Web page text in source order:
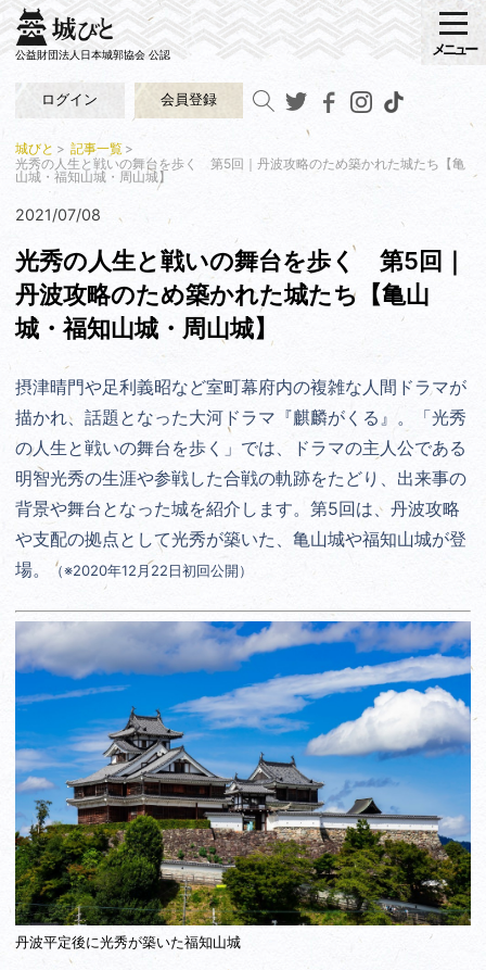
公益財団法人日本城郭協会 公認
ログイン 会員登録
メニュー
城びと
記事一覧
光秀の人生と戦いの舞台を歩く 第5回｜丹波攻略のため築かれた城たち【亀
山城・福知山城・周山城】
2021/07/08
光秀の人生と戦いの舞台を歩く 第5回｜
丹波攻略のため築かれた城たち【亀山
城・福知山城・周山城】
摂津晴門や足利義昭など室町幕府内の複雑な人間ドラマが
描かれ、話題となった大河ドラマ『麒麟がくる』。「光秀
の人生と戦いの舞台を歩く」では、ドラマの主人公である
明智光秀の生涯や参戦した合戦の軌跡をたどり、出来事の
背景や舞台となった城を紹介します。第5回は、丹波攻略
や支配の拠点として光秀が築いた、亀山城や福知山城が登
場。
（※2020年12月22日初回公開）
丹波平定後に光秀が築いた福知山城